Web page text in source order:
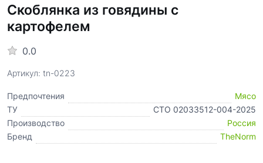
Скоблянка из говядины с
картофелем
0.0
Артикул: tn-0223
Предпочтения
Мясо
ТУ
СТО 02033512-004-2025
Производство
Россия
Бренд
TheNorm